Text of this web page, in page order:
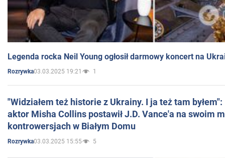
Legenda rocka Neil Young ogłosił darmowy koncert na
Rozrywka03.03.2025 19:21 1
"Widziałem też historie z Ukrainy. I ja też tam
aktor Misha Collins postawił J.D. Vance'a na swoim
kontrowersjach w Białym Domu
Rozrywka03.03.2025 15:55 5